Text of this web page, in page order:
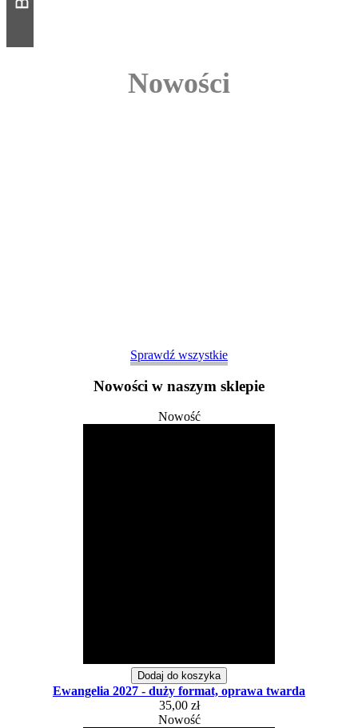
Nowości
Sprawdź wszystkie
Nowości w naszym sklepie
Nowość
Dodaj do koszyka
Ewangelia 2027 - duży format, oprawa twarda
35,00 zł
Nowość